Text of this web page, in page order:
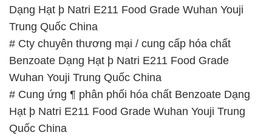
Dạng Hạt þ Natri E211 Food Grade Wuhan Youji
Trung Quốc China
# Cty chuyên thương mại / cung cấp hóa chất
Benzoate Dạng Hạt þ Natri E211 Food Grade
Wuhan Youji Trung Quốc China
# Cung ứng ¶ phân phối hóa chất Benzoate Dạng
Hạt þ Natri E211 Food Grade Wuhan Youji Trung
Quốc China